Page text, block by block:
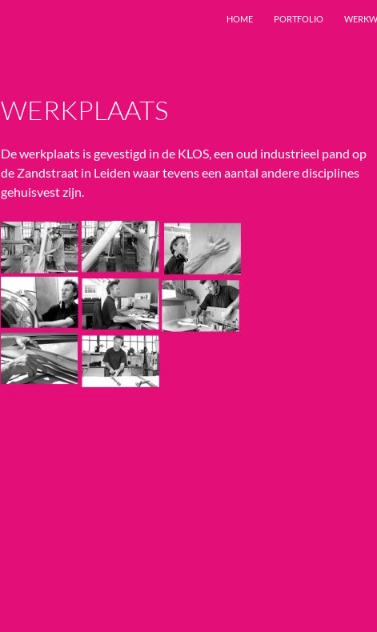
HOME PORTFOLIO
WERKPLAATS
De werkplaats is gevestigd in de KLOS, een oud industrieel pand op
de Zandstraat in Leiden waar tevens een aantal andere disciplines
gehuisvest zijn.